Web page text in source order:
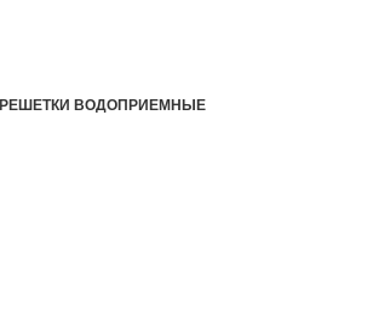
РЕШЕТКИ ВОДОПРИЕМНЫЕ